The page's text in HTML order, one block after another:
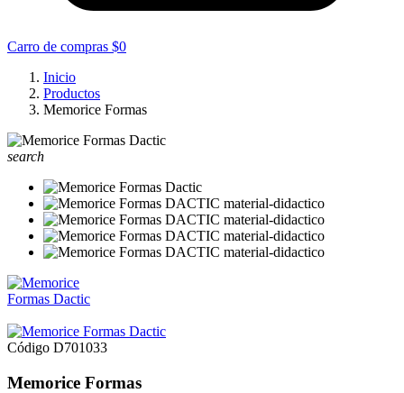
Carro de compras $0
Inicio
Productos
Memorice Formas
search
Código D701033
Memorice Formas